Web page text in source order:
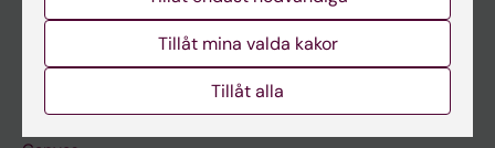
Kalender
Student
Ladok
Tillåt mina valda kakor
Tillåt alla